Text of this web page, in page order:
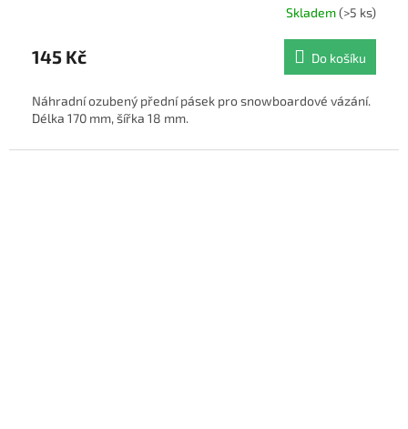
Skladem(>5 ks)
145 Kč Do košíku
Náhradní ozubený přední pásek pro snowboardové vázání.
Délka 170 mm, šířka 18 mm.